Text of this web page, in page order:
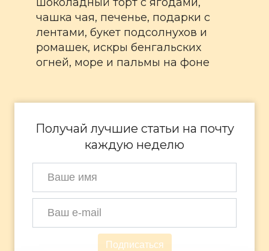
Получай лучшие статьи на почту
каждую неделю
Подписаться